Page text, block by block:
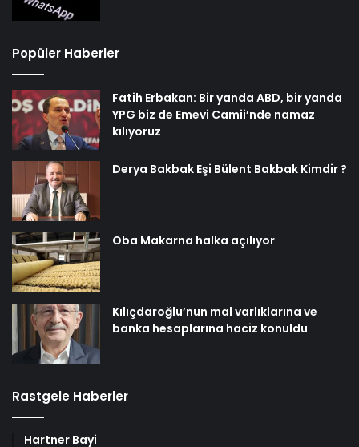
Popüler Haberler
Fatih Erbakan: Bir yanda ABD, bir yanda
YPG biz de Emevi Camii’nde namaz
kılıyoruz
Derya Bakbak Eşi Bülent Bakbak Kimdir ?
Oba Makarna halka açılıyor
Kılıçdaroğlu’nun mal varlıklarına ve
banka hesaplarına haciz konuldu
Rastgele Haberler
Hartner Bayi